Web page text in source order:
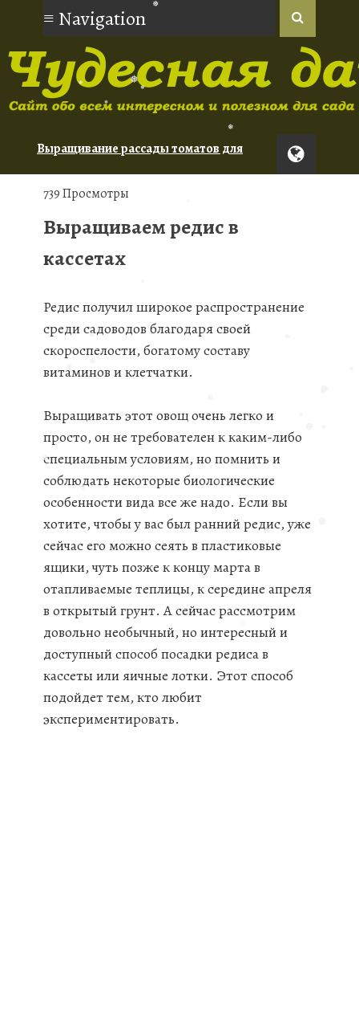
❅
❅
❅
❅
❅
❅
❅
❅
❅
❅
❅
❅
Выращивание рассады томатов для
Орхидеи: советы по уходу для
начинающих
Туя: сорта для живой изгороди
739 Просмотры
Выращиваем редис в
кассетах
Редис получил широкое распространение
среди садоводов благодаря своей
скороспелости, богатому составу
витаминов и клетчатки.
Выращивать этот овощ очень легко и
просто, он не требователен к каким-либо
специальным условиям, но помнить и
соблюдать некоторые биологические
особенности вида все же надо. Если вы
хотите, чтобы у вас был ранний редис, уже
сейчас его можно сеять в пластиковые
ящики, чуть позже к концу марта в
отапливаемые теплицы, к середине апреля
в открытый грунт. А сейчас рассмотрим
довольно необычный, но интересный и
доступный способ посадки редиса в
кассеты или яичные лотки. Этот способ
подойдет тем, кто любит
экспериментировать.